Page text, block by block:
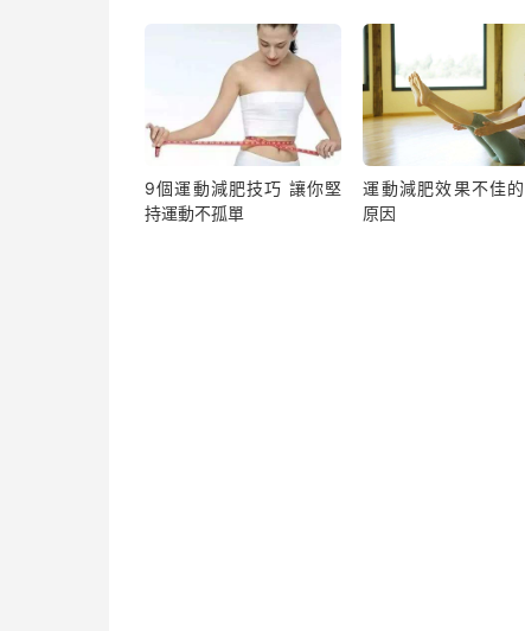
9個運動減肥技巧 讓你堅
持運動不孤單
運動減肥效果不佳
原因